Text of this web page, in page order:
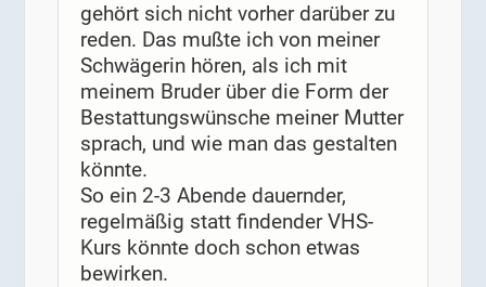
gehört sich nicht vorher darüber zu
reden. Das mußte ich von meiner
Schwägerin hören, als ich mit
meinem Bruder über die Form der
Bestattungswünsche meiner Mutter
sprach, und wie man das gestalten
könnte.
So ein 2-3 Abende dauernder,
regelmäßig statt findender VHS-
Kurs könnte doch schon etwas
bewirken.